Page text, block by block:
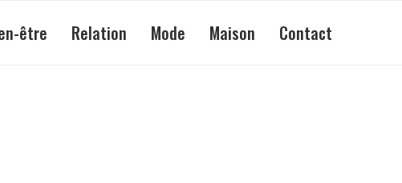
être Relation Mode Maison Contact